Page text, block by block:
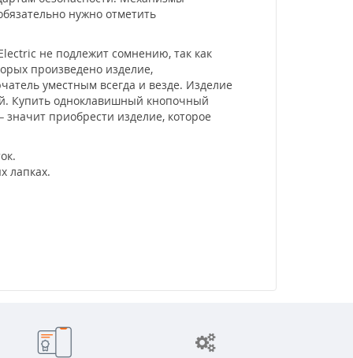
нужно отметить
не подлежит сомнению, так как
произведено изделие,
уместным всегда и везде. Изделие
Купить одноклавишный кнопочный
приобрести изделие, которое
лапках.